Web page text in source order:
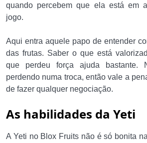
quando percebem que ela está em
jogo.
Aqui entra aquele papo de entender
das frutas. Saber o que está
que perdeu força ajuda bastante.
perdendo numa troca, então vale a
de fazer qualquer negociação.
As habilidades da Yeti
A Yeti no Blox Fruits não é só bonita